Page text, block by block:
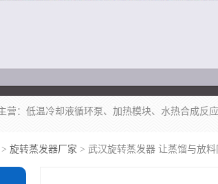
> 旋转蒸发器厂家 > 武汉旋转蒸发器 让蒸馏与放